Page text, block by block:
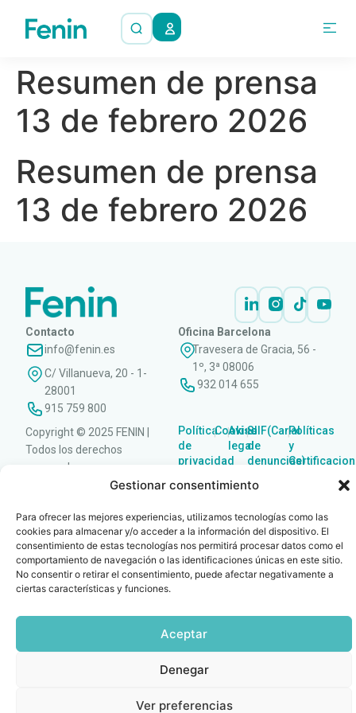
Gestionar consentimiento
Para ofrecer las mejores experiencias, utilizamos tecnologías como las
cookies para almacenar y/o acceder a la información del dispositivo. El
consentimiento de estas tecnologías nos permitirá procesar datos como el
comportamiento de navegación o las identificaciones únicas en este sitio.
No consentir o retirar el consentimiento, puede afectar negativamente a
ciertas características y funciones.
Aceptar
Denegar
Ver preferencias
Resumen de prensa
13 de febrero 2026
Resumen de prensa
13 de febrero 2026
Contacto
info@fenin.es
C/ Villanueva, 20 - 1-
28001
915 759 800
Oficina Barcelona
Travesera de Gracia, 56 -
1º, 3ª 08006
932 014 655
Copyright © 2025 FENIN |
Todos los derechos
reservados
Política
de
privacidad
|Cookies
|Aviso
legal
|SIIF(Canal
de
denuncias)
|Políticas
y